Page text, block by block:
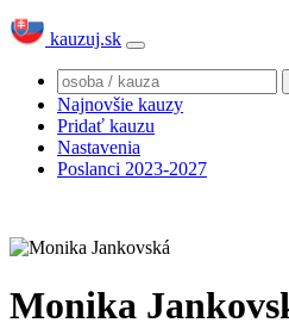
kauzuj.sk
Najnovšie kauzy
Pridať kauzu
Nastavenia
Poslanci 2023-2027
Monika